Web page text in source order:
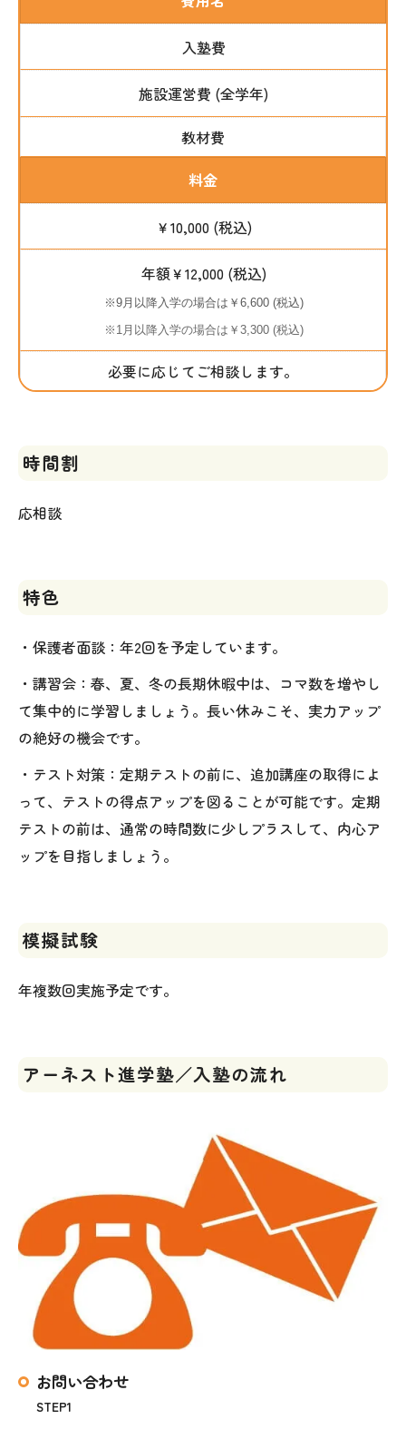
入塾費
施設運営費 (全学年)
教材費
料金
￥10,000 (税込)
年額￥12,000 (税込)
※9月以降入学の場合は￥6,600 (税込)
※1月以降入学の場合は￥3,300 (税込)
必要に応じてご相談します。
時間割
応相談
特色
・保護者面談：年2回を予定しています。
・講習会：春、夏、冬の長期休暇中は、コマ数を増やし
て集中的に学習しましょう。長い休みこそ、実力アップ
の絶好の機会です。
・テスト対策：定期テストの前に、追加講座の取得によ
って、テストの得点アップを図ることが可能です。定期
テストの前は、通常の時間数に少しプラスして、内心ア
ップを目指しましょう。
模擬試験
年複数回実施予定です。
アーネスト進学塾／入塾の流れ
お問い合わせ
STEP1